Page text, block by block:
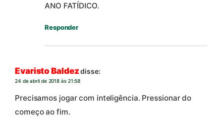
ANO FATÍDICO.
Responder
Evaristo Baldez disse:
24 de abril de 2018 às 21:58
Precisamos jogar com inteligência. Pressionar do
começo ao fim.